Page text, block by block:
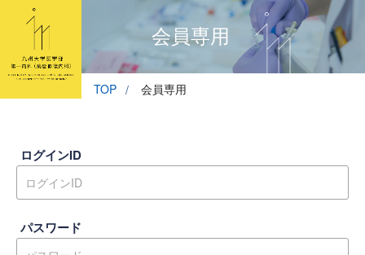
会員専用
TOP 会員専用
ログインID
パスワード